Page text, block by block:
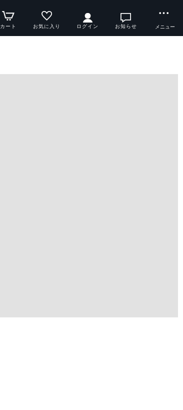
カート お気に入り ログイン お知らせ メニュー